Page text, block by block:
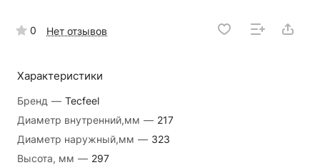
0 Нет отзывов
Характеристики
Бренд — Tecfeel
Диаметр внутренний,мм — 217
Диаметр наружный,мм — 323
Высота, мм — 297